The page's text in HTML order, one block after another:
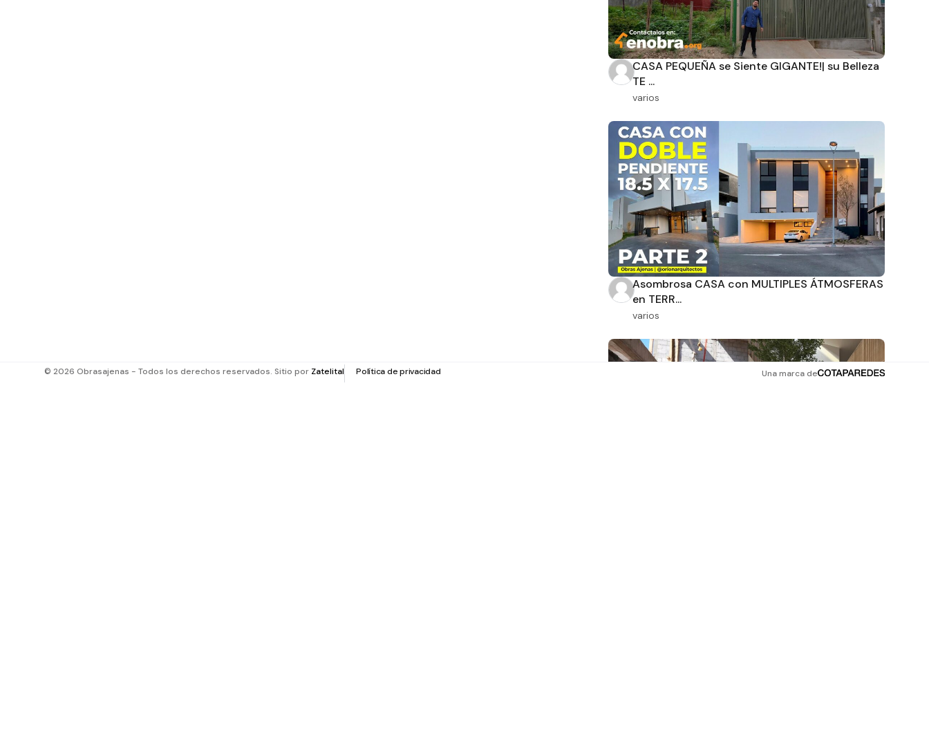
CASA PEQUEÑA se Siente GIGANTE!| su Belleza
TE ...
varios
Asombrosa CASA con MULTIPLES ÁTMOSFERAS
en TERR...
varios
© 2026 Obrasajenas - Todos los derechos reservados. Sitio por Zatelital Política de privacidad Una marca de